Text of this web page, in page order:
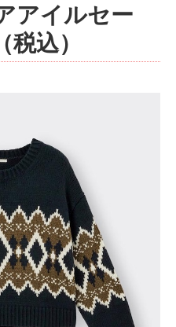
アイルセー
込）